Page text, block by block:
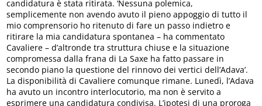
candidatura è stata ritirata. ‘Nessuna polemica,
semplicemente non avendo avuto il pieno appoggio di tutto il
mio comprensorio ho ritenuto di fare un passo indietro e
ritirare la mia candidatura spontanea – ha commentato
Cavaliere – d’altronde tra struttura chiuse e la situazione
compromessa dalla frana di La Saxe ha fatto passare in
secondo piano la questione del rinnovo dei vertici dell’Adava’.
La disponibilità di Cavaliere comunque rimane. Lunedì, l’Adava
ha avuto un incontro interlocutorio, ma non è servito a
esprimere una candidatura condivisa. L’ipotesi di una proroga